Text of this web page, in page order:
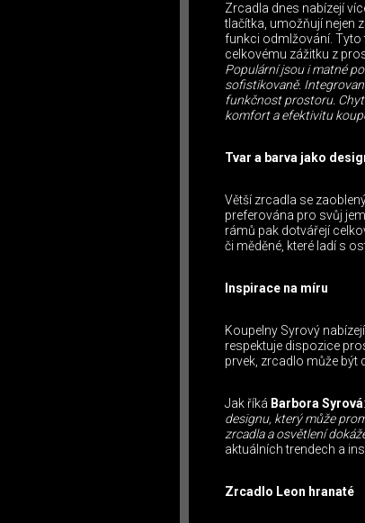
Zrcadla dnes nabízejí
tlačítka, umožňují nejen
funkci odmlžování. Tyto
celkovému zážitku z
Populární jsou i matné
sofistikovaně.
funkčnost prostoru.
komfort a efektivitu
Tvar a barva jako
Větší zrcadla se
preferována pro svůj
rámů pak dotvářejí
či měděné, které ladí s
Inspirace na míru
Koupelny Syrový
respektuje dispozice
prvek, zrcadlo může být
Jak říká Barbora Syrová:
designu, který může
zrcadla a osvětlení
aktuálních trendech a
Zrcadlo Leon hranaté